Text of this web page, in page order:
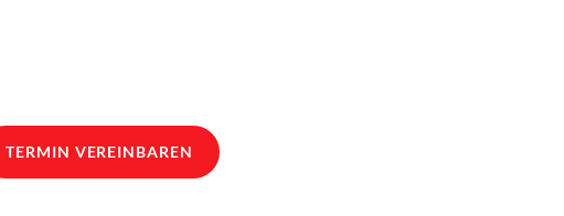
TERMIN VEREINBAREN